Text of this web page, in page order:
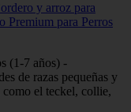
y arroz para
Premium para Perros
(1-7 años) -
de razas pequeñas y
como el teckel, collie,